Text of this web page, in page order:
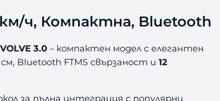
км/ч, Компактна, Bluetooth
3.0 – компактен модел с елегантен
Bluetooth FTMS свързаност и12
за пълна интеграция с популярни